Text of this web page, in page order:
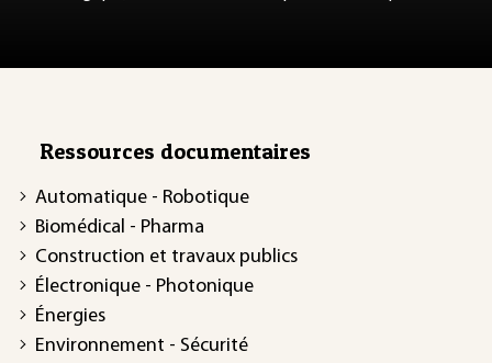
Ressources documentaires
Automatique - Robotique
Biomédical - Pharma
Construction et travaux publics
Électronique - Photonique
Énergies
Environnement - Sécurité